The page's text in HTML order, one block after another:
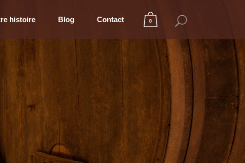
0
histoire Blog Contact